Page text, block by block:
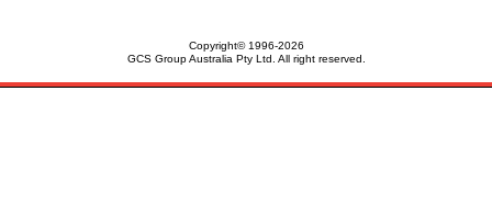
Copyright© 1996-2026
GCS Group Australia Pty Ltd. All right reserved.